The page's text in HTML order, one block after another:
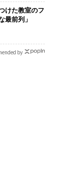
けた教室のフ
最前列」
by